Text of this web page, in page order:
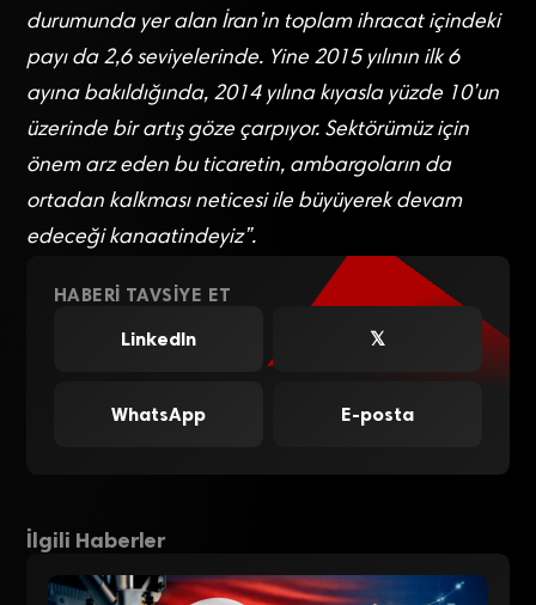
durumunda yer alan İran’ın toplam ihracat içindeki
payı da 2,6 seviyelerinde. Yine 2015 yılının ilk 6
ayına bakıldığında, 2014 yılına kıyasla yüzde 10’un
üzerinde bir artış göze çarpıyor. Sektörümüz için
önem arz eden bu ticaretin, ambargoların da
ortadan kalkması neticesi ile büyüyerek devam
edeceği kanaatindeyiz”.
HABERI TAVSIYE ET
LinkedIn
𝕏
WhatsApp E-posta
İlgili Haberler